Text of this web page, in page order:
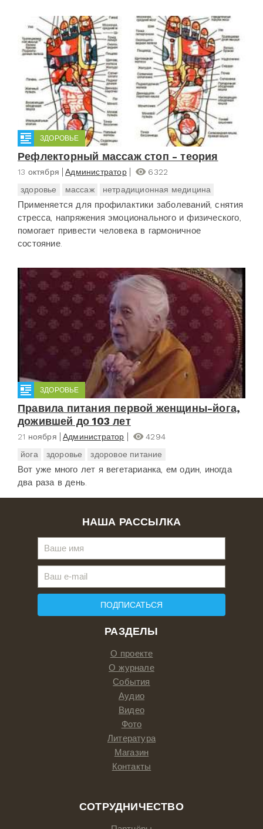
ЗДОРОВЬЕ
Рефлекторный массаж стоп - теория
13 октября Администратор
6322
здоровье
массаж нетрадиционная медицина
Применяется для профилактики заболеваний, снятия
стресса, напряжения эмоционального и физического,
помогает привести человека в гармоничное
состояние.
ЗДОРОВЬЕ
Правила питания первой женщины-йога,
дожившей до 103 лет
21 ноября Администратор
4294
йога
здоровье здоровое питание
Вот уже много лет я вегетарианка, ем один, иногда
два раза в день.
РАЗДЕЛЫ
О проекте
О журнале
События
Аудио
Видео
Фото
Литература
Магазин
Контакты
СОТРУДНИЧЕСТВО
НАША РАССЫЛКА
ПОДПИСАТЬСЯ